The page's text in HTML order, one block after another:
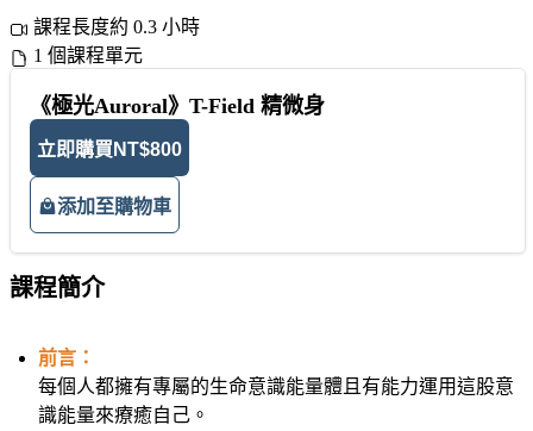
課程長度約 0.3 小時
1 個課程單元
《極光Auroral》T-Field 精微身
立即購買 NT$800
添加至購物車
課程簡介
前言：
每個人都擁有專屬的生命意識能量體且有能力運用這股意
識能量來療癒自己。